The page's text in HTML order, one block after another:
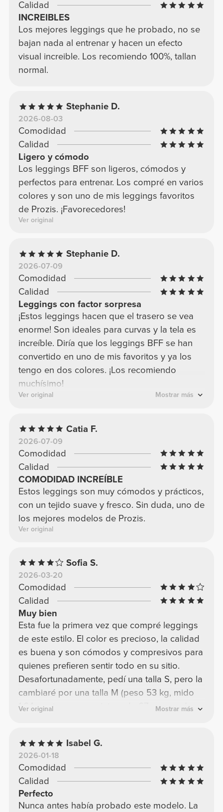
Calidad
INCREIBLES
Los mejores leggings que he probado, no se
bajan nada al entrenar y hacen un efecto
visual increible. Los recomiendo 100%, tallan
normal.
Stephanie D.
2026-08-03
Comodidad
Calidad
Ligero y cómodo
Los leggings BFF son ligeros, cómodos y
perfectos para entrenar. Los compré en varios
colores y son uno de mis leggings favoritos
de Prozis. ¡Favorecedores!
Ver original
Stephanie D.
2026-07-09
Comodidad
Calidad
Leggings con factor sorpresa
¡Estos leggings hacen que el trasero se vea
enorme! Son ideales para curvas y la tela es
increíble. Diría que los leggings BFF se han
convertido en uno de mis favoritos y ya los
tengo en dos colores. ¡Los recomiendo
muchísimo!
Ver original Mostrar más
Catia F.
2026-07-09
Comodidad
Calidad
COMODIDAD INCREÍBLE
Estos leggings son muy cómodos y prácticos,
con un tejido suave y fresco. Sin duda, uno de
los mejores modelos de Prozis.
Ver original
Sofia S.
2026-03-20
Comodidad
Calidad
Muy bien
Esta fue la primera vez que compré leggings
de este estilo. El color es precioso, la calidad
es buena y son cómodos y compresivos para
quienes prefieren sentir todo en su sitio.
Desafortunadamente, pedí una talla S, pero la
cambiaré por una talla M (peso 53 kg, mido
1,64 cm, tengo una cintura de 67 cm y caderas
Ver original Mostrar más
Isabel G.
2026-01-18
Comodidad
Calidad
Perfecto
Nunca antes había probado este modelo. La